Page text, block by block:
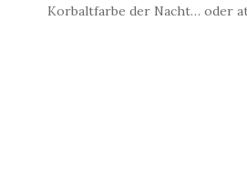
Korbaltfarbe der Nacht… oder